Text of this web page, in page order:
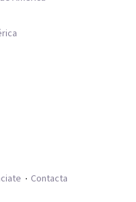
Contacta